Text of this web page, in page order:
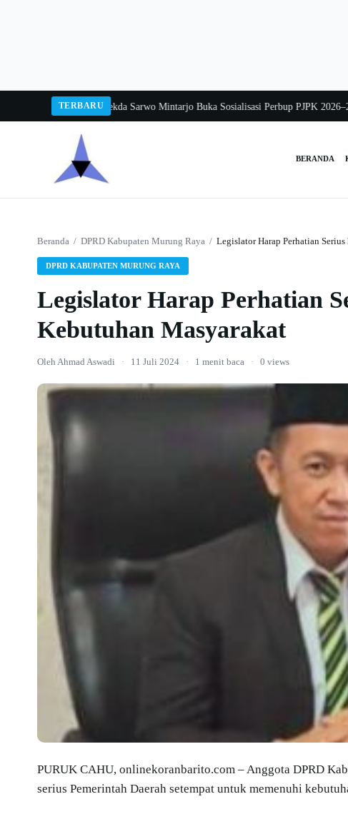
TERBARU
Balang 2026Pj Sekda Sarwo Mintarjo Buka Sosialisasi Perbup PJPK 2026–2030
BERANDA
Beranda / DPRD Kabupaten Murung Raya / Legislator Harap Perhatian
DPRD KABUPATEN MURUNG RAYA
Legislator Harap Perhatian
Kebutuhan Masyarakat
Oleh Ahmad Aswadi · 11 Juli 2024 · 1 menit baca · 0 views
PURUK CAHU, onlinekoranbarito.com – Anggota DPRD
serius Pemerintah Daerah setempat untuk memenuhi